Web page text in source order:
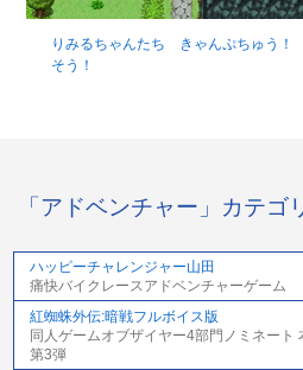
りみるちゃんたち きゃんぷちゅう
そう！
「アドベンチャー」カテ
ハッピーチャレンジャー山田
痛快バイクレースアドベンチャーゲーム
紅蜘蛛外伝:暗戦フルボイス版
同人ゲームオブザイヤー4部門ノミネート
第3弾